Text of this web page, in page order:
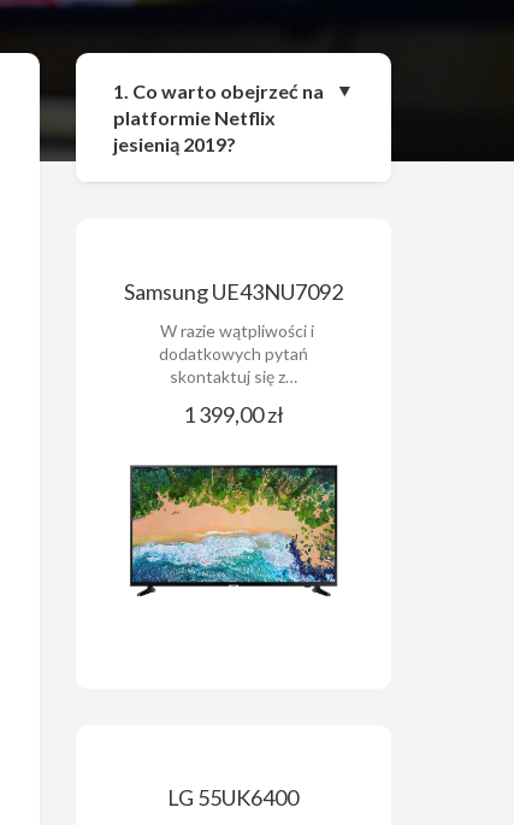
1. Co warto obejrzeć na
platformie Netflix
jesienią 2019?
Samsung UE43NU7092
W razie wątpliwości i
dodatkowych pytań
skontaktuj się z…
1 399,00 zł
LG 55UK6400